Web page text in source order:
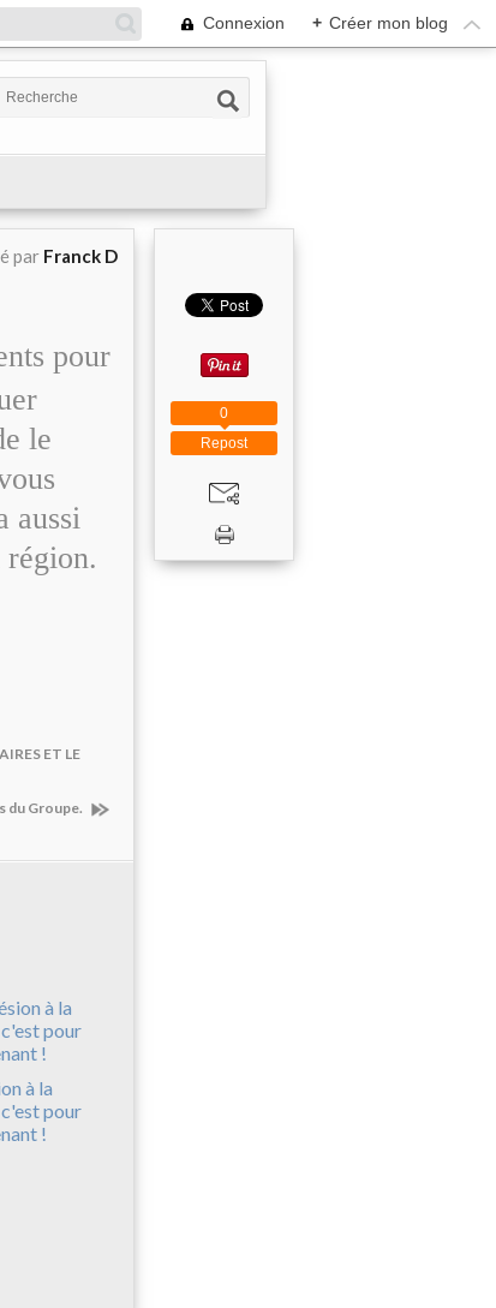
Connexion + Créer mon blog
par Franck D
pour
le
aussi
région.
ET LE
du Groupe.
à la
pour
!
Repost
0